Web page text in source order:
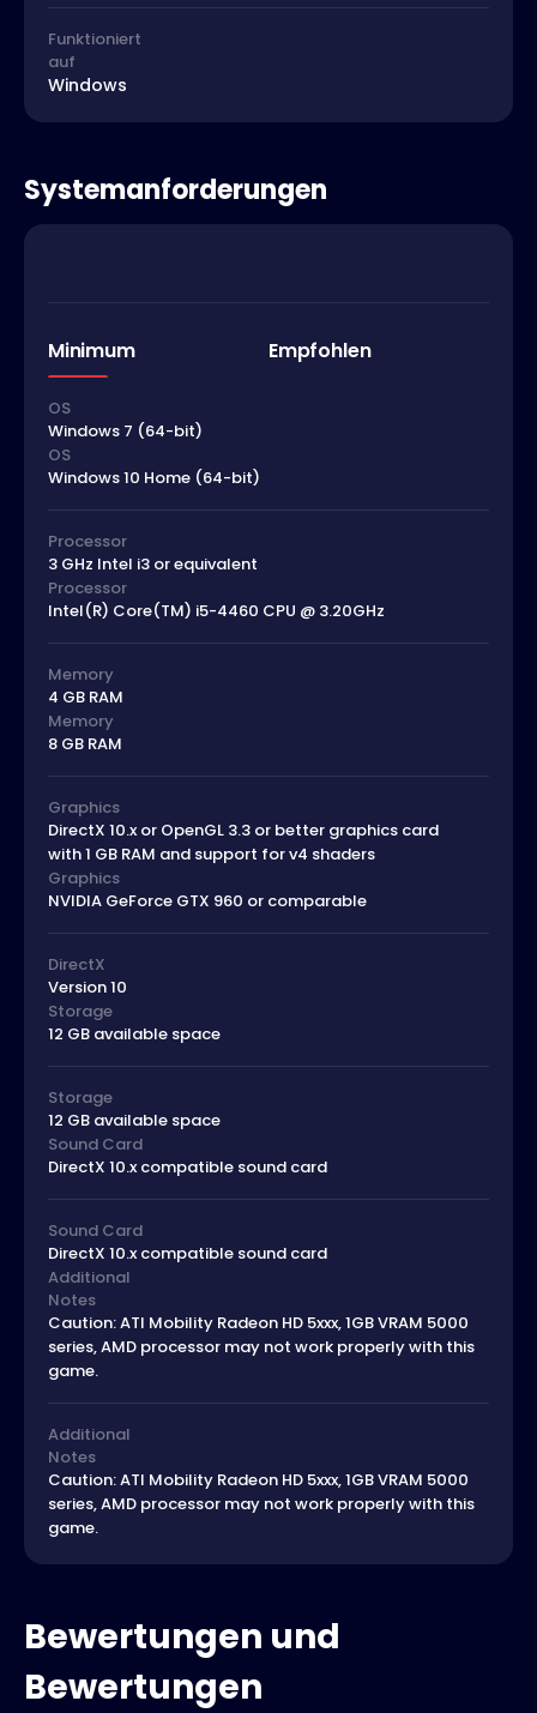
Funktioniert
auf
Windows
Systemanforderungen
Minimum Empfohlen
OS
Windows 7 (64-bit)
OS
Windows 10 Home (64-bit)
Processor
3 GHz Intel i3 or equivalent
Processor
Intel(R) Core(TM) i5-4460 CPU @ 3.20GHz
Memory
4 GB RAM
Memory
8 GB RAM
Graphics
DirectX 10.x or OpenGL 3.3 or better graphics card
with 1 GB RAM and support for v4 shaders
Graphics
NVIDIA GeForce GTX 960 or comparable
DirectX
Version 10
Storage
12 GB available space
Storage
12 GB available space
Sound Card
DirectX 10.x compatible sound card
Sound Card
DirectX 10.x compatible sound card
Additional
Notes
Caution: ATI Mobility Radeon HD 5xxx, 1GB VRAM 5000
series, AMD processor may not work properly with this
game.
Additional
Notes
Caution: ATI Mobility Radeon HD 5xxx, 1GB VRAM 5000
series, AMD processor may not work properly with this
game.
Bewertungen und
Bewertungen